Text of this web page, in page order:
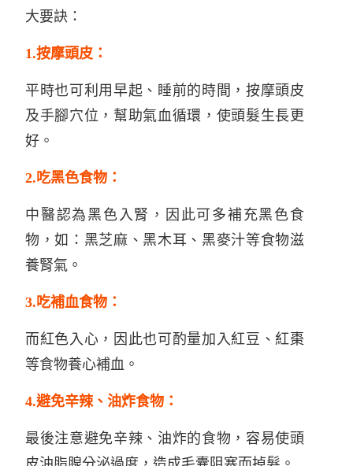
大要訣：
1.按摩頭皮：
平時也可利用早起、睡前的時間，按摩頭皮
及手腳穴位，幫助氣血循環，使頭髮生長更
好。
2.吃黑色食物：
中醫認為黑色入腎，因此可多補充黑色食
物，如：黑芝麻、黑木耳、黑麥汁等食物滋
養腎氣。
3.吃補血食物：
而紅色入心，因此也可酌量加入紅豆、紅棗
等食物養心補血。
4.避免辛辣、油炸食物：
最後注意避免辛辣、油炸的食物，容易使頭